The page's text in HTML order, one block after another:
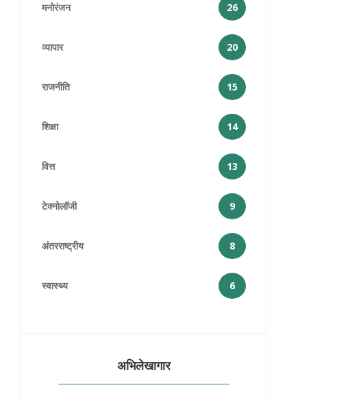
मनोरंजन 26
व्यापार 20
राजनीति 15
शिक्षा 14
वित्त 13
टेक्नोलॉजी 9
अंतरराष्ट्रीय 8
स्वास्थ्य 6
अभिलेखागार